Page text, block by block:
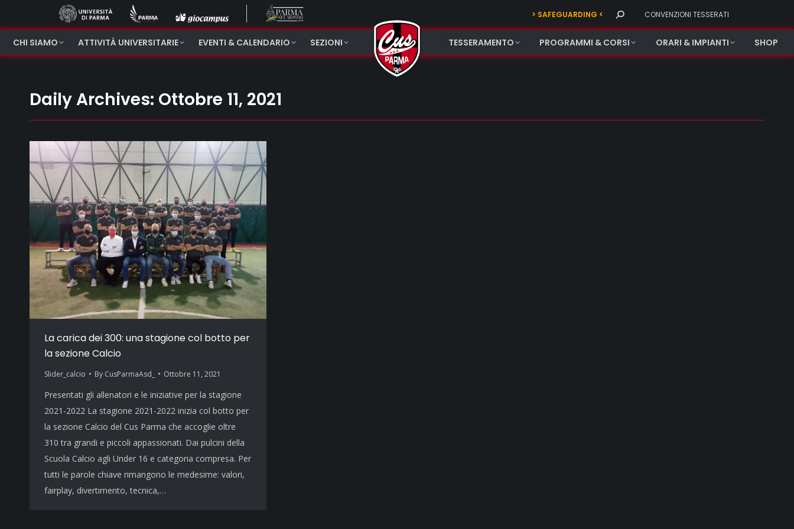
> SAFEGUARDING < Search: CONVENZIONI TESSERATI
CHI SIAMO ATTIVITÀ UNIVERSITARIE EVENTI & CALENDARIO SEZIONI TESSERAMENTO PROGRAMMI & CORSI ORARI & IMPIANTI SHOP
Daily Archives: Ottobre 11, 2021
La carica dei 300: una stagione col botto per
la sezione Calcio
Slider_calcio By CusParmaAsd_ Ottobre 11, 2021
Presentati gli allenatori e le iniziative per la stagione
2021-2022 La stagione 2021-2022 inizia col botto per
la sezione Calcio del Cus Parma che accoglie oltre
310 tra grandi e piccoli appassionati. Dai pulcini della
Scuola Calcio agli Under 16 e categoria compresa. Per
tutti le parole chiave rimangono le medesime: valori,
fairplay, divertimento, tecnica,…